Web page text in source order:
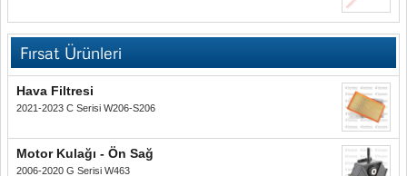
Fırsat Ürünleri
Hava Filtresi
2021-2023 C Serisi W206-S206
Motor Kulağı - Ön Sağ
2006-2020 G Serisi W463